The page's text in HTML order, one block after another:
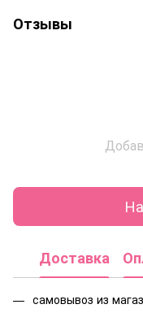
Отзывы
Доставка
самовывоз из